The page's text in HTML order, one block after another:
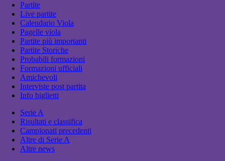
Partite
Live partite
Calendario Viola
Pagelle viola
Partite più importanti
Partite Storiche
Probabili formazioni
Formazioni ufficiali
Amichevoli
Interviste post partita
Info biglietti
Serie A
Risultati e classifica
Campionati precedenti
Altre di Serie A
Altre news